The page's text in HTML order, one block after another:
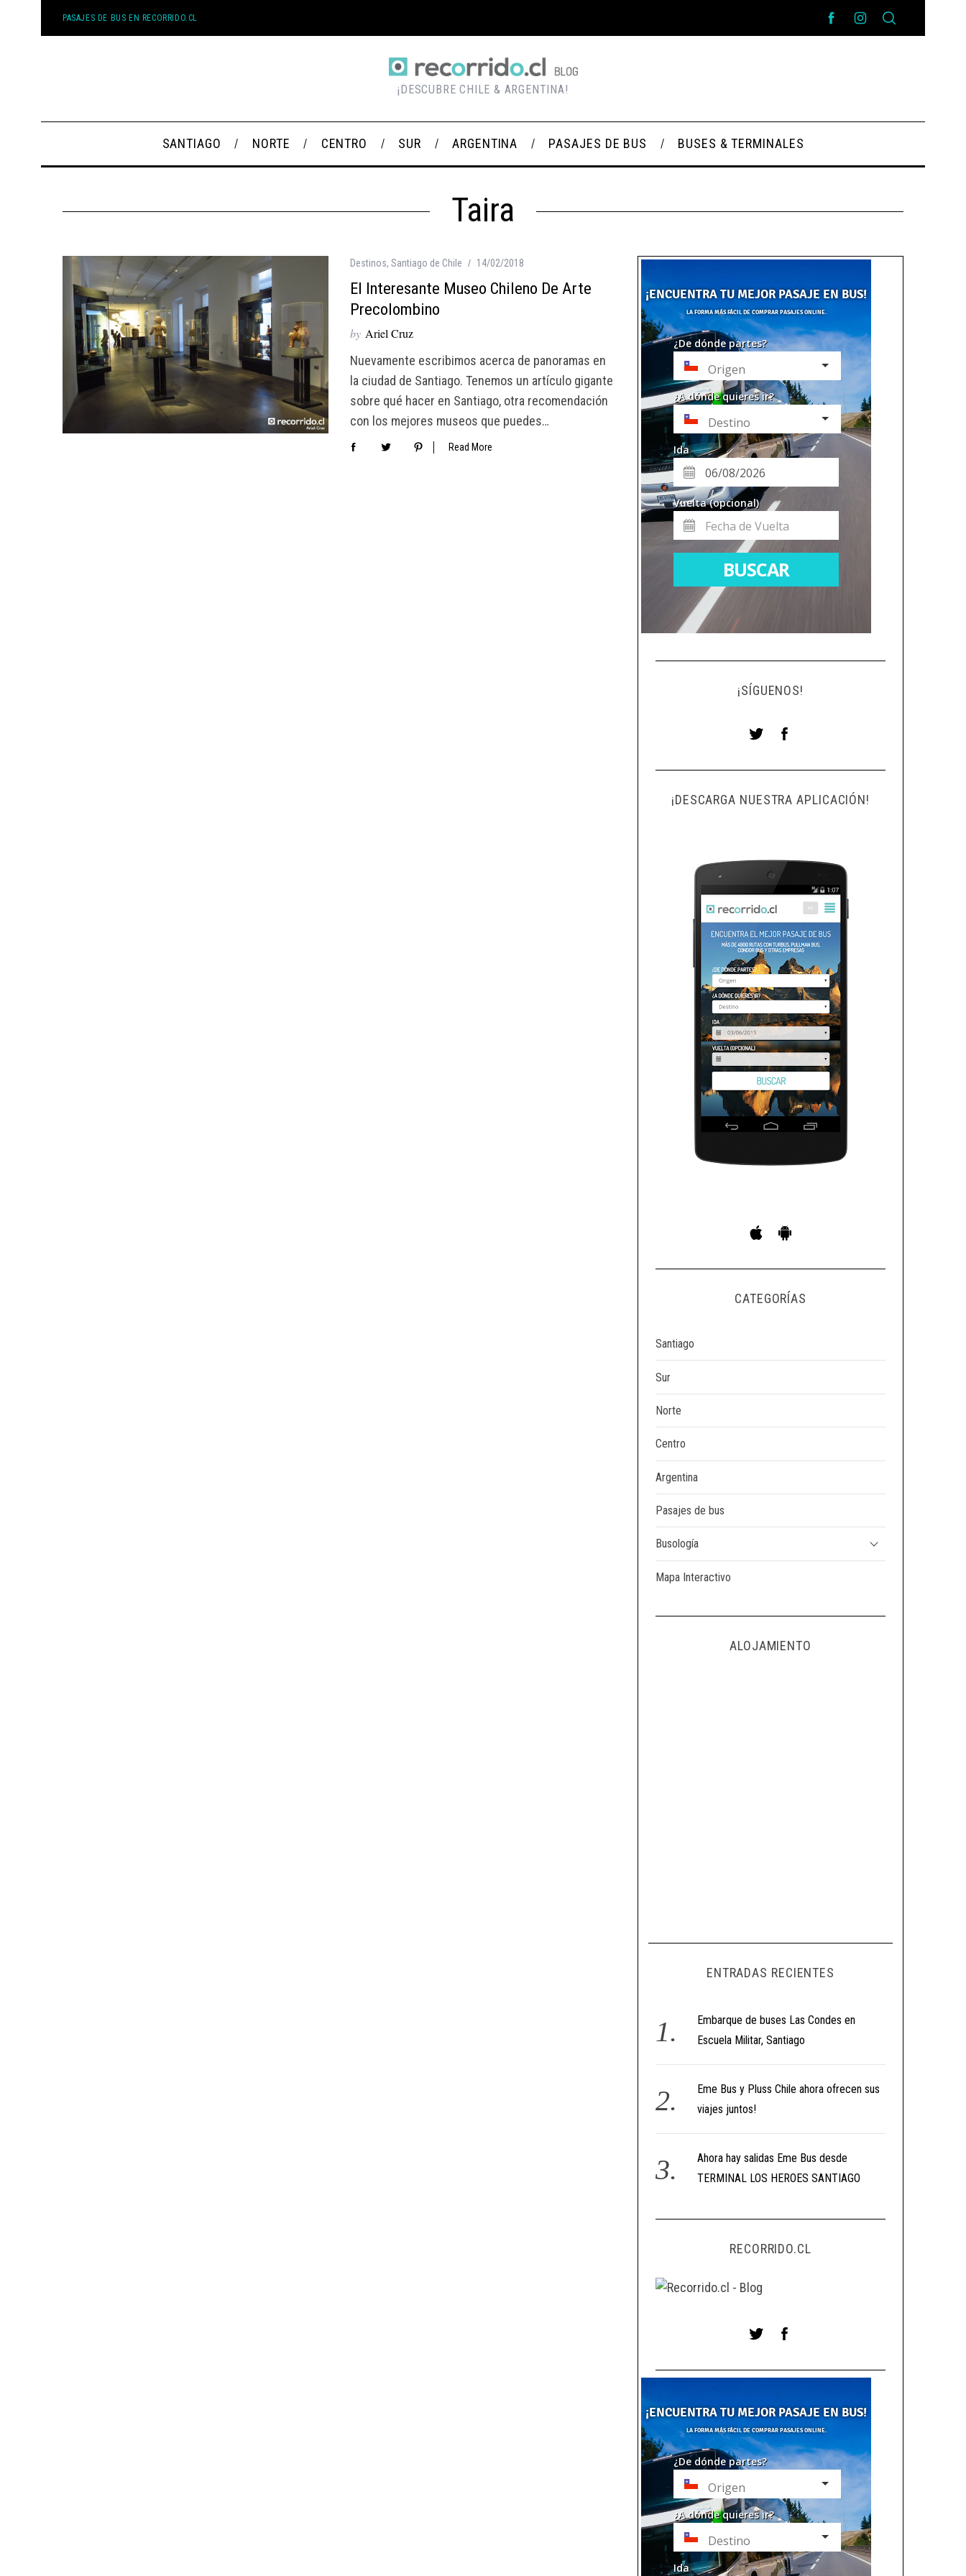
PASAJES DE BUS EN RECORRIDO.CL
¡DESCUBRE CHILE & ARGENTINA!
SANTIAGO NORTE CENTRO SUR ARGENTINA PASAJES DE BUS BUSES & TERMINALES
Taira
Destinos, Santiago de Chile 14/02/2018
El Interesante Museo Chileno De Arte
Precolombino
by Ariel Cruz
Nuevamente escribimos acerca de panoramas en
la ciudad de Santiago. Tenemos un artículo gigante
sobre qué hacer en Santiago, otra recomendación
con los mejores museos que puedes…
Read More
¡SÍGUENOS!
¡DESCARGA NUESTRA APLICACIÓN!
CATEGORÍAS
Santiago
Sur
Norte
Centro
Argentina
Pasajes de bus
Busología
Mapa Interactivo
ALOJAMIENTO
ENTRADAS RECIENTES
Embarque de buses Las Condes en
Escuela Militar, Santiago
Eme Bus y Pluss Chile ahora ofrecen sus
viajes juntos!
Ahora hay salidas Eme Bus desde
TERMINAL LOS HEROES SANTIAGO
RECORRIDO.CL